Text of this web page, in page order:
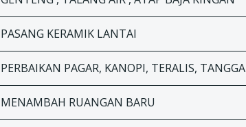
PASANG KERAMIK LANTAI
PERBAIKAN PAGAR, KANOPI, TERALIS, TANGGA
MENAMBAH RUANGAN BARU